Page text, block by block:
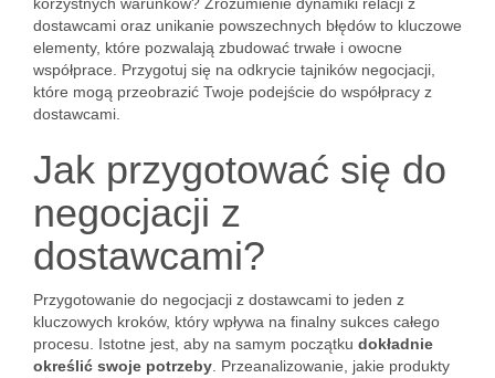
dostawcami oraz unikanie powszechnych błędów to kluczowe
elementy, które pozwalają zbudować trwałe i owocne
współprace. Przygotuj się na odkrycie tajników negocjacji,
które mogą przeobrazić Twoje podejście do współpracy z
dostawcami.
Jak przygotować się do
negocjacji z
dostawcami?
Przygotowanie do negocjacji z dostawcami to jeden z
kluczowych kroków, który wpływa na finalny sukces całego
procesu. Istotne jest, aby na samym początku dokładnie
określić swoje potrzeby . Przeanalizowanie, jakie produkty